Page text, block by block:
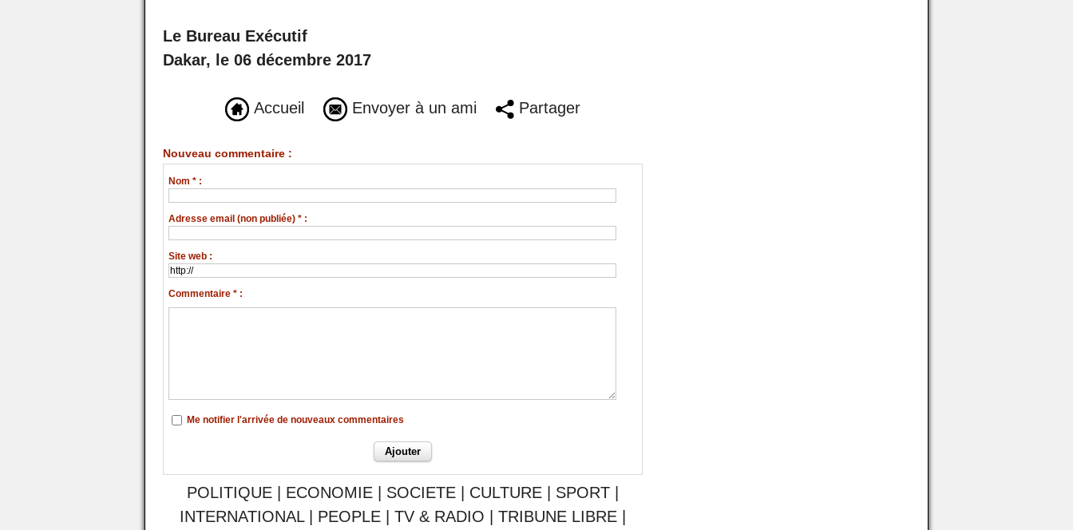
Le Bureau Exécutif
Dakar, le 06 décembre 2017
Accueil Envoyer à un ami Partager
Nouveau commentaire :
Nom * :
Adresse email (non publiée) * :
Site web :
Commentaire * :
Me notifier l'arrivée de nouveaux commentaires
POLITIQUE ECONOMIE SOCIETE CULTURE SPORT
INTERNATIONAL
PEOPLE TV & RADIO TRIBUNE LIBRE